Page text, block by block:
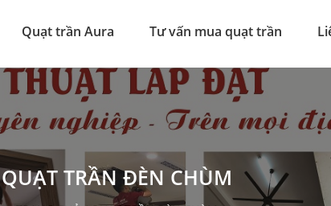
Quạt trần Aura Tư vấn mua quạt trần
QUẠT TRẦN ĐÈN CHÙM